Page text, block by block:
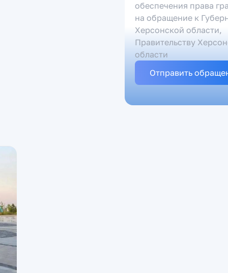
обеспечения права
на обращение к
Херсонской области,
Правительству
области
Отправить